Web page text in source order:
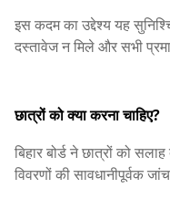
इस कदम का उद्देश्य यह
दस्तावेज न मिले और सभी
छात्रों को क्या करना चाहिए?
बिहार बोर्ड ने छात्रों को
विवरणों की सावधानीपूर्वक